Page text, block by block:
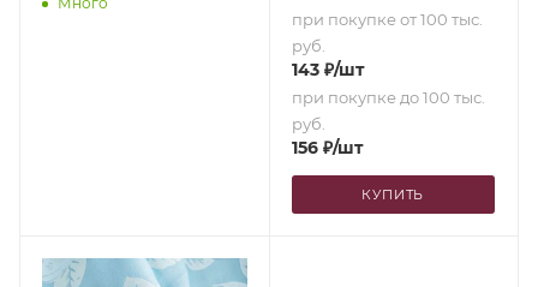
при покупке от 100 тыс.
руб.
143₽/шт
при покупке до 100 тыс.
руб.
156₽/шт
КУПИТЬ